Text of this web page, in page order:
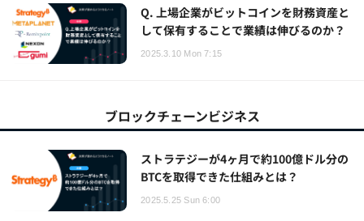
Q. 上場企業がビットコインを財務資産と
して保有することで業績は伸びるのか？
2025.3.10 Mon 7:15
ブロックチェーンビジネス
ストラテジーが4ヶ月で約100億ドル分の
BTCを取得できた仕組みとは？
2025.5.25 Sun 6:00